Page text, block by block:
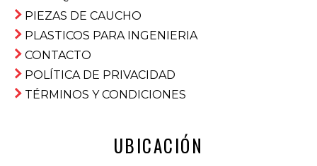
PIEZAS DE CAUCHO
PLASTICOS PARA INGENIERIA
CONTACTO
POLÍTICA DE PRIVACIDAD
TÉRMINOS Y CONDICIONES
UBICACIÓN